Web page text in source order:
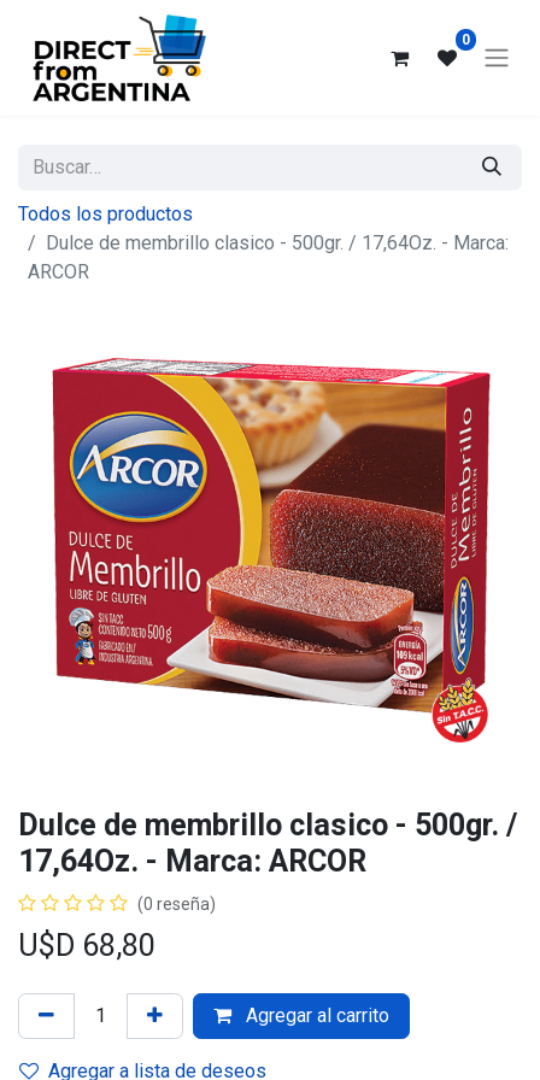
0
Todos los productos
Dulce de membrillo clasico - 500gr. / 17,64Oz. - Marca:
ARCOR
Dulce de membrillo clasico - 500gr. /
17,64Oz. - Marca: ARCOR
(0 reseña)
U$D 68,80
Agregar al carrito
Agregar a lista de deseos